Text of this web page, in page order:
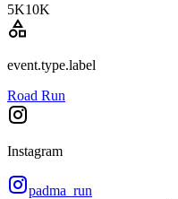
5K10K
event.type.label
Road Run
Instagram
padma_run